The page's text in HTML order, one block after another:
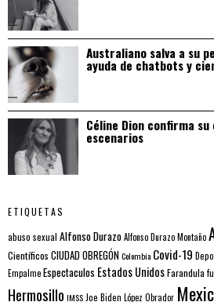
Australiano salva a su
ayuda de chatbots y
Céline Dion confirma
escenarios
ETIQUETAS
abuso sexual Alfonso DurazoAlfonso Durazo Montaño
Científicos CIUDAD OBREGÓNColombia Covid-19
EmpalmeEspectaculos Estados UnidosFarandula
Hermosillo IMSS Joe Biden López Obrador